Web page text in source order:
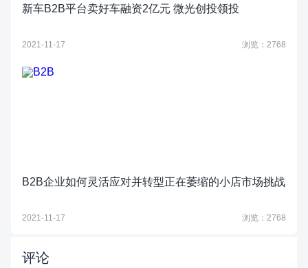
新车B2B平台卖好车融资2亿元 微光创投领投
2021-11-17 浏览：2768
B2B企业如何灵活应对并转型正在萎缩的小店市场挑战
2021-11-17 浏览：2768
评论